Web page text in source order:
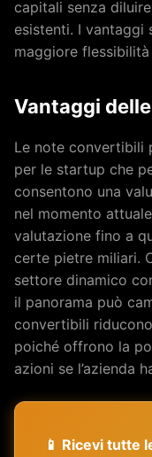
capitali senza
esistenti. I vantaggi
maggiore
Vantaggi
Le note convertibili
per le startup che
consentono una
nel momento
valutazione fino a
certe pietre miliari.
settore dinamico
il panorama può
convertibili
poiché offrono la
azioni se l’azienda
📱 Ricevi tutte